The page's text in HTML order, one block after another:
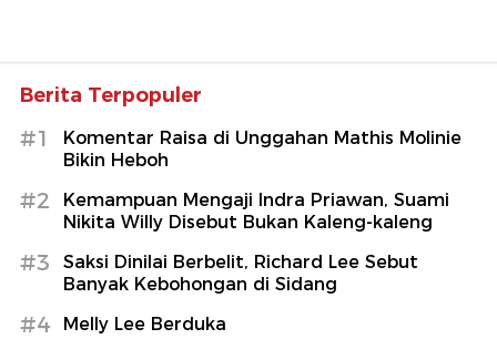
Berita Terpopuler
#1
Komentar Raisa di Unggahan Mathis Molinie
Bikin Heboh
#2
Kemampuan Mengaji Indra Priawan, Suami
Nikita Willy Disebut Bukan Kaleng-kaleng
#3
Saksi Dinilai Berbelit, Richard Lee Sebut
Banyak Kebohongan di Sidang
#4 Melly Lee Berduka